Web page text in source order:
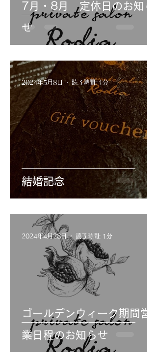
7月・8月 定休日のお知ら
せ
結婚記念
2024年5月8日 読了時間: 1分
ゴールデンウィーク期間営
業日程のお知らせ
2024年4月28日 読了時間: 1分